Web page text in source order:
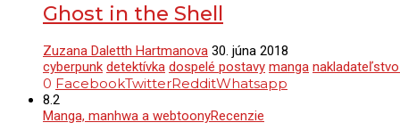
Ghost in the Shell
Zuzana Daletth Hartmanova 30. júna 2018
cyberpunk detektívka dospelé postavy manga nakladateľstvo
0 FacebookTwitterRedditWhatsapp
8.2
Manga, manhwa a webtoonyRecenzie